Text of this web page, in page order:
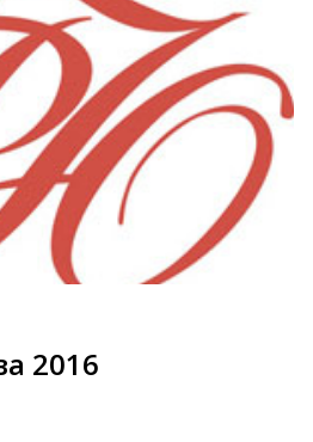
2016